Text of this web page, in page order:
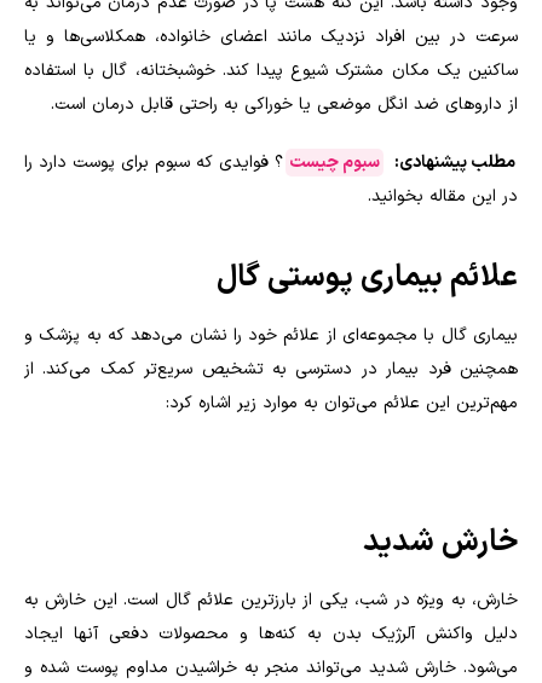
سرعت در بین افراد نزدیک مانند اعضای خانواده، همکلاسی‌ها و یا
ساکنین یک مکان مشترک شیوع پیدا کند. خوشبختانه، گال با استفاده
از داروهای ضد انگل موضعی یا خوراکی به راحتی قابل درمان است.
مطلب پیشنهادی: سبوم چیست ؟ فوایدی که سبوم برای پوست دارد را
در این مقاله بخوانید.
علائم بیماری پوستی گال
بیماری گال با مجموعه‌ای از علائم خود را نشان می‌دهد که به پزشک و
همچنین فرد بیمار در دسترسی به تشخیص سریع‌تر کمک می‌کند. از
مهم‌ترین این علائم می‌توان به موارد زیر اشاره کرد:
خارش شدید
خارش، به ویژه در شب، یکی از بارزترین علائم گال است. این خارش به
دلیل واکنش آلرژیک بدن به کنه‌ها و محصولات دفعی آنها ایجاد
می‌شود. خارش شدید می‌تواند منجر به خراشیدن مداوم پوست شده و